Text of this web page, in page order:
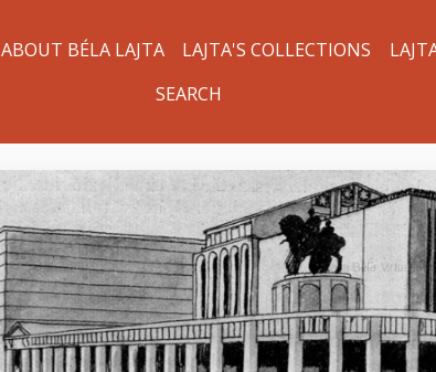
ABOUT BÉLA LAJTA LAJTA'S COLLECTIONS
SEARCH